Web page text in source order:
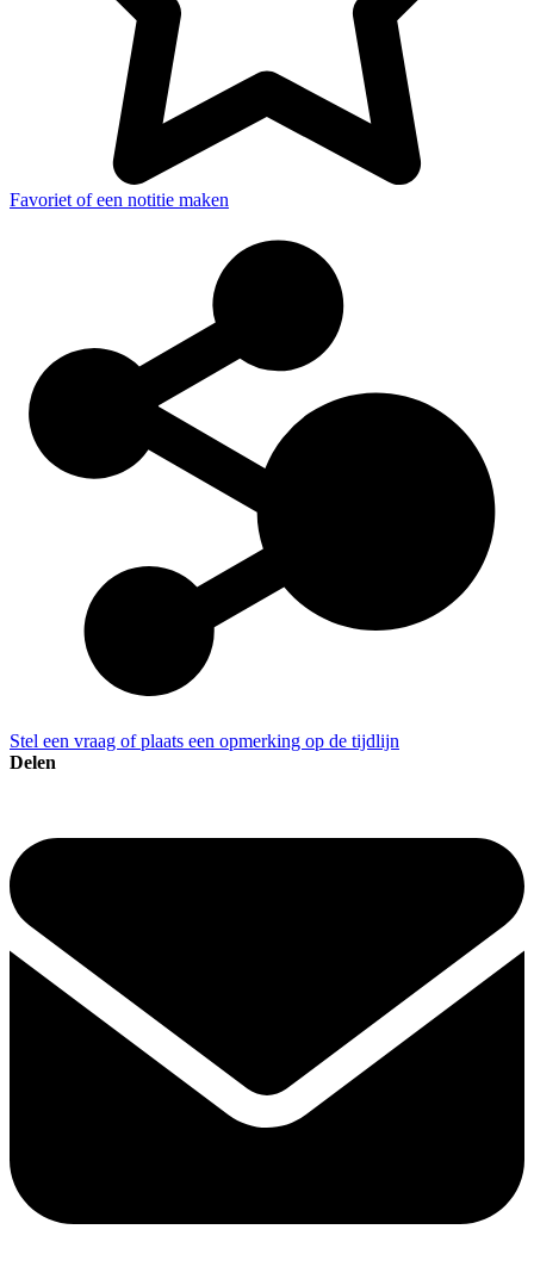
Favoriet of een notitie maken
Stel een vraag of plaats een opmerking op de tijdlijn
Delen